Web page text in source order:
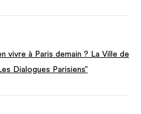
vivre à Paris demain ? La Ville de
Dialogues Parisiens”